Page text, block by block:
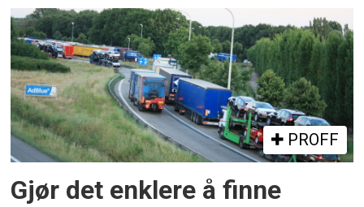
PROFF
Gjør det enklere å finne